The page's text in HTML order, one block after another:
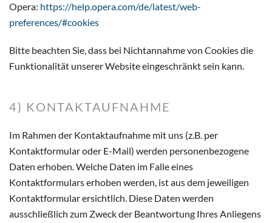
Opera: https://help.opera.com/de/latest/web-
preferences/#cookies
Bitte beachten Sie, dass bei Nichtannahme von Cookies die
Funktionalität unserer Website eingeschränkt sein kann.
4) KONTAKTAUFNAHME
Im Rahmen der Kontaktaufnahme mit uns (z.B. per
Kontaktformular oder E-Mail) werden personenbezogene
Daten erhoben. Welche Daten im Falle eines
Kontaktformulars erhoben werden, ist aus dem jeweiligen
Kontaktformular ersichtlich. Diese Daten werden
ausschließlich zum Zweck der Beantwortung Ihres Anliegens